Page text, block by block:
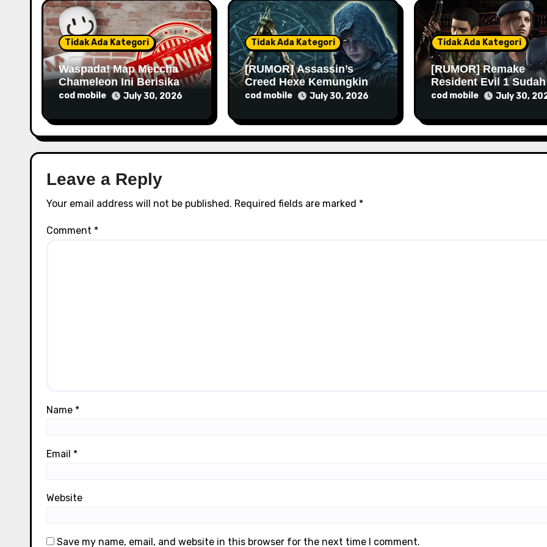
t
i
o
n
Tidak Ada Kategori
Waspada! Map Meccha
Chameleon Ini Berisikan
Malware
cod mobile July 30, 2026
Tidak Ada Kategori
[RUMOR] Assassin’s
Creed Hexe Kemungkinan
Rilis Lebih Lama Lagi
cod mobile July 30, 2026
Tidak Ada Kategori
[RUMOR] Remake
Resident Evil 1 Sudah
Masuk Tahap Pre-
Lalu
cod mobile July 30,
Leave a Reply
Your email address will not be published. Required fields are marked *
Comment *
Name *
Email *
Website
Save my name, email, and website in this browser for the next time I comment.